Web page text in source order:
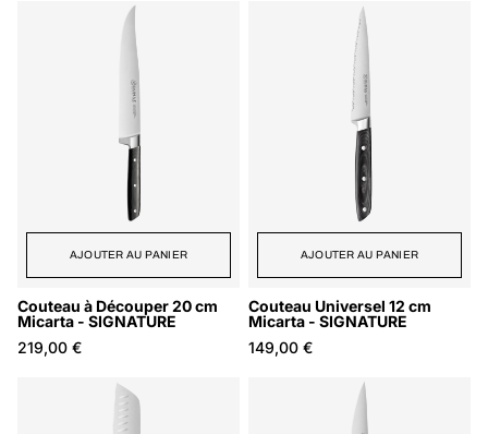
AJOUTER AU PANIER
Couteau à Découper 20 cm
Micarta - SIGNATURE
219,00 €
AJOUTER AU PANIER
Couteau Universel 12 cm
Micarta - SIGNATURE
149,00 €